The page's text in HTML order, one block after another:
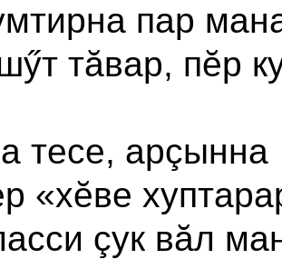
пар
тăвар, пĕр
тесе, арçынна
«хĕве
çук вăл